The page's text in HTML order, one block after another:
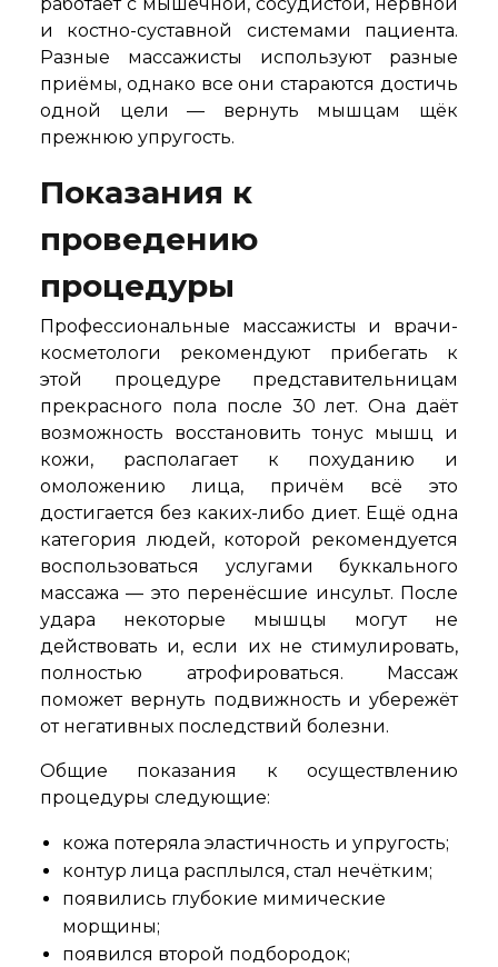
и костно-суставной системами пациента.
Разные массажисты используют разные
приёмы, однако все они стараются достичь
одной цели — вернуть мышцам щёк
прежнюю упругость.
Показания к
проведению
процедуры
Профессиональные массажисты и врачи-
косметологи рекомендуют прибегать к
этой процедуре представительницам
прекрасного пола после 30 лет. Она даёт
возможность восстановить тонус мышц и
кожи, располагает к похуданию и
омоложению лица, причём всё это
достигается без каких-либо диет. Ещё одна
категория людей, которой рекомендуется
воспользоваться услугами буккального
массажа — это перенёсшие инсульт. После
удара некоторые мышцы могут не
действовать и, если их не стимулировать,
полностью атрофироваться. Массаж
поможет вернуть подвижность и убережёт
от негативных последствий болезни.
Общие показания к осуществлению
процедуры следующие:
кожа потеряла эластичность и упругость;
контур лица расплылся, стал нечётким;
появились глубокие мимические
морщины;
появился второй подбородок;